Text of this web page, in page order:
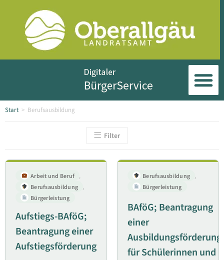
Start > Berufsausbildung
Filter
Arbeit und Beruf ,
Berufsausbildung ,
Bürgerleistung
Aufstiegs-BAföG;
Beantragung einer
Aufstiegsförderung
Berufsausbildung ,
Bürgerleistung
BAföG; Beantragung
einer
Ausbildungsförderung
für Schülerinnen und